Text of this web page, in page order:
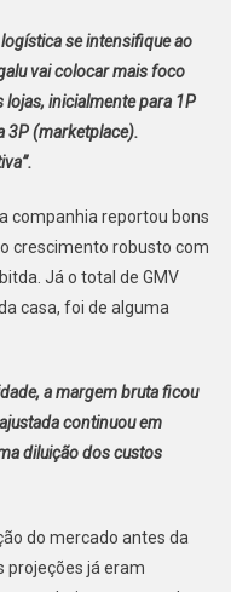
se intensifique ao
vai colocar mais foco
lojas, inicialmente para 1P
3P (marketplace).
companhia reportou bons
crescimento robusto com
Já o total de GMV
casa, foi de alguma
a margem bruta ficou
continuou em
diluição dos custos
do mercado antes da
projeções já eram